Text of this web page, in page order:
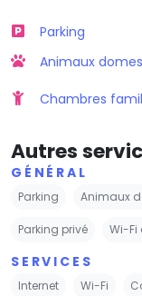
Parking
Animaux
Chambres
Autres
GÉNÉRAL
Parking Animaux
Parking privé Wi-Fi
SERVICES
Internet Wi-Fi